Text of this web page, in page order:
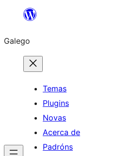
Saltar
contido
Galego
Temas
Plugins
Novas
Acerca de
Padróns